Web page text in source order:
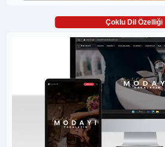
Çoklu Dil Özelliği